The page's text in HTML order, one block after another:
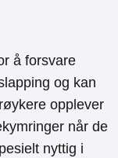
å forsvare
og kan
opplever
når de
nyttig i